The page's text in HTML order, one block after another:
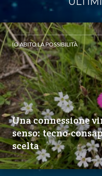
IO ABITO LA POSSIBILITÀ
Una connessione
senso: tecno-
scelta